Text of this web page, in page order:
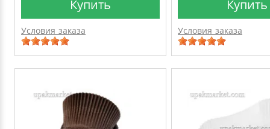
Купить
Условия заказа
Купить
Условия заказа